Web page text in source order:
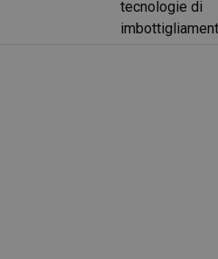
tecnologie di